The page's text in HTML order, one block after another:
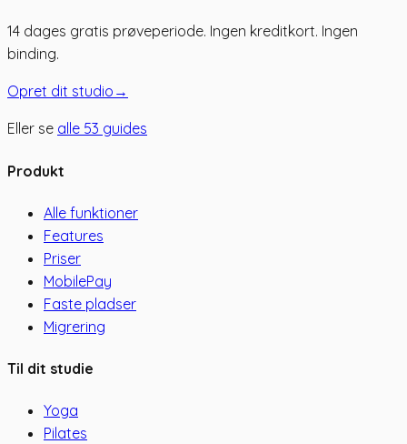
14 dages gratis prøveperiode. Ingen kreditkort. Ingen
binding.
Opret dit studio →
Eller se alle 53 guides
Produkt
Alle funktioner
Features
Priser
MobilePay
Faste pladser
Migrering
Til dit studie
Yoga
Pilates